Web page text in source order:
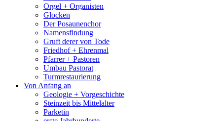
Orgel + Organisten
Glocken
Der Posaunenchor
Namensfindung
Gruft derer von Tode
Friedhof + Ehrenmal
Pfarrer + Pastoren
Umbau Pastorat
Turmrestaurierung
Von Anfang an
Geologie + Vorgeschichte
Steinzeit bis Mittelalter
Parketin